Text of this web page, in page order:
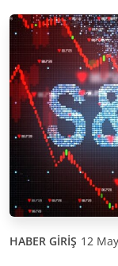
HABER GİRİŞ 12